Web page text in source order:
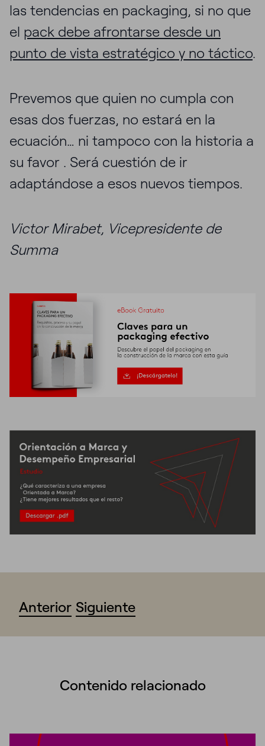
las tendencias en packaging, si no que
el pack debe afrontarse desde un
punto de vista estratégico y no táctico.
Prevemos que quien no cumpla con
esas dos fuerzas, no estará en la
ecuación… ni tampoco con la historia a
su favor . Será cuestión de ir
adaptándose a esos nuevos tiempos.
Victor Mirabet, Vicepresidente de
Summa
Anterior Siguiente
Contenido relacionado